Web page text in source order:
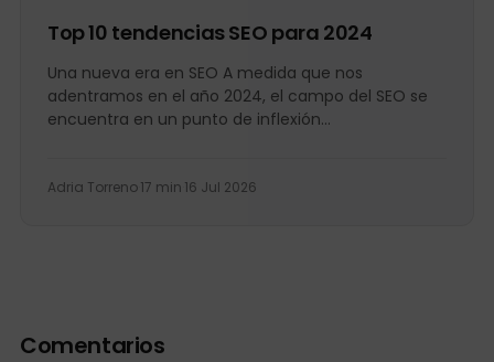
Top 10 tendencias SEO para 2024
Una nueva era en SEO A medida que nos
adentramos en el año 2024, el campo del SEO se
encuentra en un punto de inflexión...
Adria Torreno·17 min 16 Jul 2026
Comentarios